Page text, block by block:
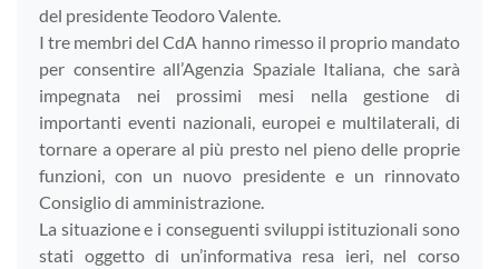
del presidente Teodoro Valente.
I tre membri del CdA hanno rimesso il proprio mandato
per consentire all’Agenzia Spaziale Italiana, che sarà
impegnata nei prossimi mesi nella gestione di
importanti eventi nazionali, europei e multilaterali, di
tornare a operare al più presto nel pieno delle proprie
funzioni, con un nuovo presidente e un rinnovato
Consiglio di amministrazione.
La situazione e i conseguenti sviluppi istituzionali sono
stati oggetto di un’informativa resa ieri, nel corso